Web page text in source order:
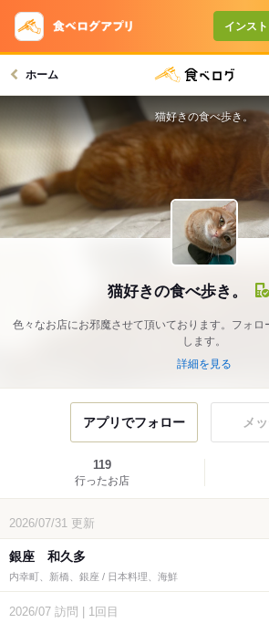
インス
ホーム
猫好きの食べ歩き。
色々なお店にお邪魔させて頂いております。フォロ
します。
詳細を見る
猫好きの食べ歩き。
アプリでフォロー メ
119
行ったお店
2026/07/31 更新
銀座 和久多
内幸町、新橋、銀座 / 日本料理、海鮮
2026/07 訪問 1回目